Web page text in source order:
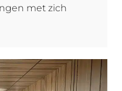
met zich